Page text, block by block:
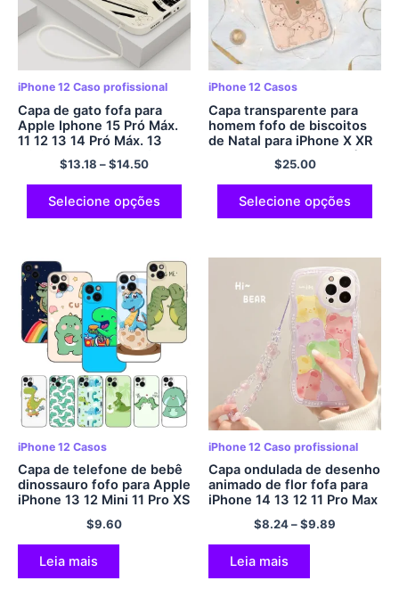
iPhone 12 Caso profissional
Capa de gato fofa para
Apple Iphone 15 Pró Máx.
11 12 13 14 Pró Máx. 13
Mini 15 Capa de telefone
de silicone líquido Pro Plus
Skin com cordão
$13.18 –$14.50
Selecione opções
iPhone 12 Casos
Capa transparente para
homem fofo de biscoitos
de Natal para iPhone X XR
XS SE 11 12 13 14 15 Pró
Mini Mais Pró Máx.
$25.00
Selecione opções
iPhone 12 Casos
Capa de telefone de bebê
dinossauro fofo para Apple
iPhone 13 12 Mini 11 Pro XS
Max XR X 8 7 6S 6 Mais 5S
5 SE 2020 Capa preta
macia em TPU
$9.60
Leia mais
iPhone 12 Caso profissional
Capa ondulada de desenho
animado de flor fofa para
iPhone 14 13 12 11 Pro Max
XR XS X 7 8 Mais SE 2022
Capa protetora de silicone
macio com corda de mão
$8.24–$9.89
Leia mais